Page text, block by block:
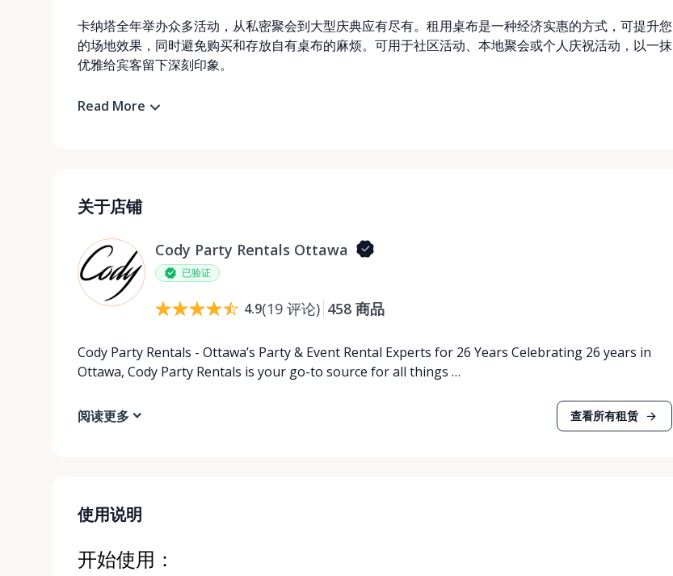
卡纳塔全年举办众多活动，从私密聚会到大型庆典应有尽有。租用桌布是一种经济实惠的方式，可提升您
的场地效果，同时避免购买和存放自有桌布的麻烦。可用于社区活动、本地聚会或个人庆祝活动，以一抹
优雅给宾客留下深刻印象。
Read More
关于店铺
Cody Party Rentals Ottawa
已验证
4.9(19 评论) 458 商品
Cody Party Rentals - Ottawa’s Party & Event Rental Experts for 26 Years Celebrating 26 years in
Ottawa, Cody Party Rentals is your go-to source for all things …
阅读更多 查看所有租赁
使用说明
开始使用：